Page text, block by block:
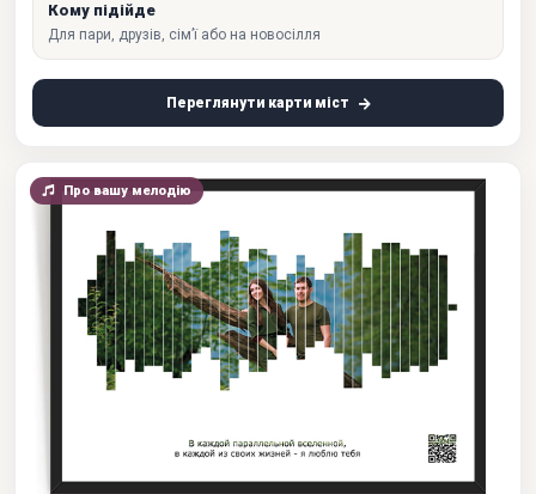
Кому підійде
Для пари, друзів, сім’ї або на новосілля
Переглянути карти міст
Про вашу мелодію